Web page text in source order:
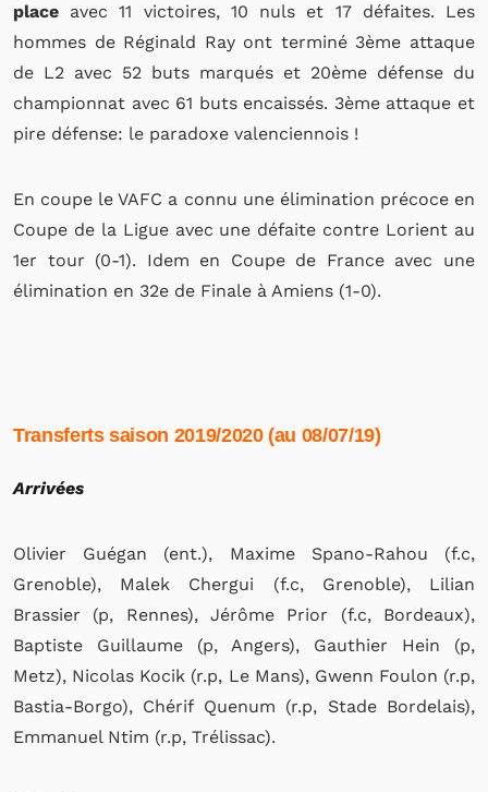
place avec 11 victoires, 10 nuls et 17 défaites. Les
hommes de Réginald Ray ont terminé 3ème attaque
de L2 avec 52 buts marqués et 20ème défense du
championnat avec 61 buts encaissés. 3ème attaque et
pire défense: le paradoxe valenciennois !
En coupe le VAFC a connu une élimination précoce en
Coupe de la Ligue avec une défaite contre Lorient au
1er tour (0-1). Idem en Coupe de France avec une
élimination en 32e de Finale à Amiens (1-0).
Transferts saison 2019/2020 (au 08/07/19)
Arrivées
Olivier Guégan (ent.), Maxime Spano-Rahou (f.c,
Grenoble), Malek Chergui (f.c, Grenoble), Lilian
Brassier (p, Rennes), Jérôme Prior (f.c, Bordeaux),
Baptiste Guillaume (p, Angers), Gauthier Hein (p,
Metz), Nicolas Kocik (r.p, Le Mans), Gwenn Foulon (r.p,
Bastia-Borgo), Chérif Quenum (r.p, Stade Bordelais),
Emmanuel Ntim (r.p, Trélissac).